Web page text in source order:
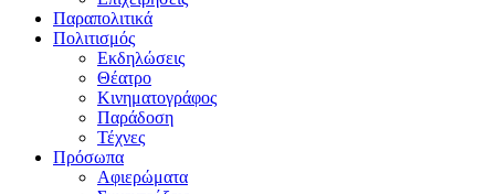
Παραπολιτικά
Πολιτισμός
Εκδηλώσεις
Θέατρο
Κινηματογράφος
Παράδοση
Τέχνες
Πρόσωπα
Αφιερώματα